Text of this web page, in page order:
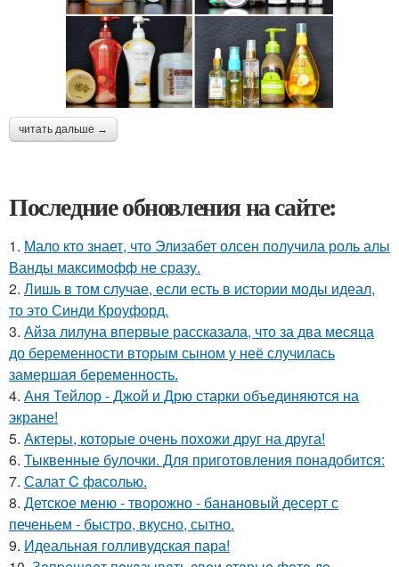
читать дальше →
Последние обновления на сайте:
1. Мало кто знает, что Элизабет олсен получила роль алы
Ванды максимофф не сразу.
2. Лишь в том случае, если есть в истории моды идеал,
то это Синди Кроуфорд.
3. Айза лилуна впервые рассказала, что за два месяца
до беременности вторым сыном у неё случилась
замершая беременность.
4. Аня Тейлор - Джой и Дрю старки объединяются на
экране!
5. Актеры, которые очень похожи друг на друга!
6. Тыквенные булочки. Для приготовления понадобится:
7. Салат C фaсoлью.
8. Детское меню - творожно - банановый десерт с
печеньем - быстро, вкусно, сытно.
9. Идеальная голливудская пара!